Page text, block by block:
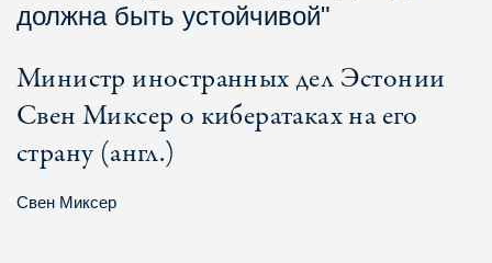
должна быть устойчивой"
Министр иностранных дел Эстонии
Свен Миксер о кибератаках на его
страну (англ.)
Свен Миксер